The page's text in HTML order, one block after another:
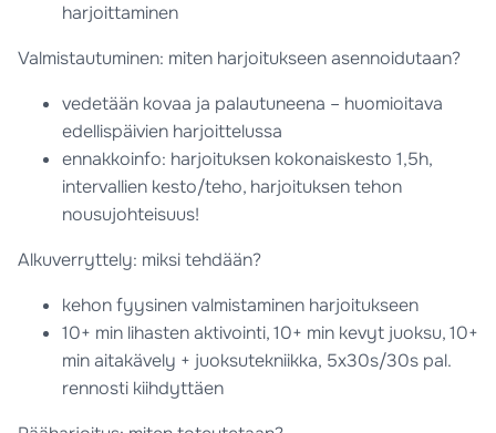
harjoittaminen
Valmistautuminen: miten harjoitukseen asennoidutaan?
vedetään kovaa ja palautuneena – huomioitava
edellispäivien harjoittelussa
ennakkoinfo: harjoituksen kokonaiskesto 1,5h,
intervallien kesto/teho, harjoituksen tehon
nousujohteisuus!
Alkuverryttely: miksi tehdään?
kehon fyysinen valmistaminen harjoitukseen
10+ min lihasten aktivointi, 10+ min kevyt juoksu, 10+
min aitakävely + juoksutekniikka, 5x30s/30s pal.
rennosti kiihdyttäen